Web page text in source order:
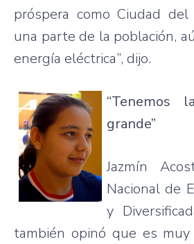
próspera como Ciudad del
una parte de la población,
energía eléctrica”, dijo.
“Tenemos
grande”
Jazmín
Nacional de
y
también opinó que es muy